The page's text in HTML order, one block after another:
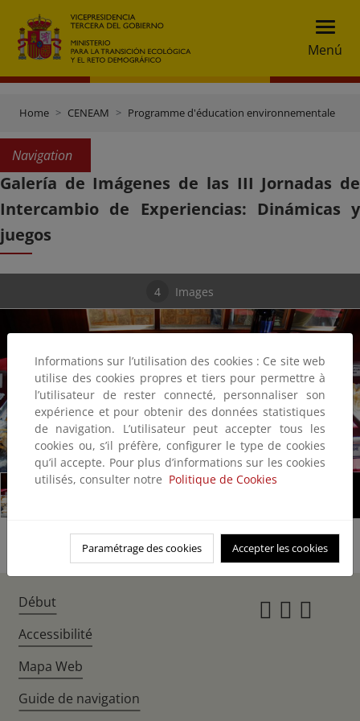
Menú
Home CENEAM Programme d'éducation environnementale
Navigation
Galería de Imágenes de las III Jornadas de
Intercambio de Experiencias: Dinámicas y
juegos
4 Images
1/4
Informations sur l’utilisation des cookies : Ce site web
utilise des cookies propres et tiers pour permettre à
l’utilisateur de rester connecté, personnaliser son
expérience et pour obtenir des données statistiques
de navigation. L’utilisateur peut accepter tous les
cookies ou, s’il préfère, configurer le type de cookies
qu’il accepte. Pour plus d’informations sur les cookies
utilisés, consulter notre Politique de Cookies
Paramétrage des cookies Accepter les cookies
Début
Accessibilité
Mapa Web
Guide de navigation